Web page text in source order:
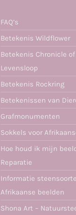
FAQ’s
Betekenis Wildflower
Betekenis Chronicle of
Levensloop
Betekenis Rockring
Betekenissen van
Grafmonumenten
Sokkels voor
Hoe houd ik mijn
Reparatie
Informatie
Afrikaanse beelden
Shona Art –